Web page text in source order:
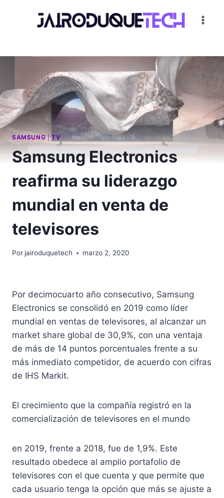
SAMSUNG|TV
Samsung Electronics
reafirma su liderazgo
mundial en venta de
televisores
Por jairoduquetech marzo 2, 2020
Por decimocuarto año consecutivo, Samsung
Electronics se consolidó en 2019 como líder
mundial en ventas de televisores, al alcanzar un
market share global de 30,9%, con una ventaja
de más de 14 puntos porcentuales frente a su
más inmediato competidor, de acuerdo con cifras
de IHS Markit.
El crecimiento que la compañía registró en la
comercialización de televisores en el mundo
en 2019, frente a 2018, fue de 1,9%. Este
resultado obedece al amplio portafolio de
televisores con el que cuenta y que permite que
cada usuario tenga la opción que más se ajuste a